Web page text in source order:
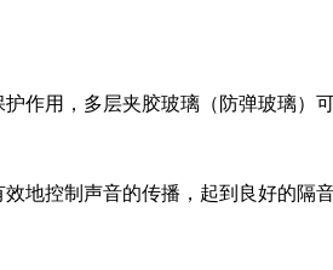
作用，多层夹胶玻璃（防弹玻璃）
地控制声音的传播，起到良好的隔音